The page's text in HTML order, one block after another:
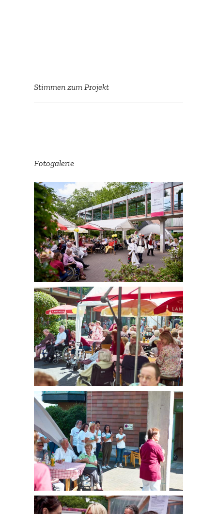
Stimmen zum Projekt
fleißigen Helfer. Alles
konnte reibungslos und
harmo­nisch verlaufen und
allen Gäste Freude
bereiten.
Petra Krzepek,
Antoniusheim
Fotoga­lerie